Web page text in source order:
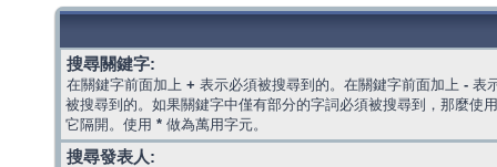
搜尋關鍵字:
在關鍵字前面加上 + 表示必須被搜尋到的。在關鍵字前面加上 - 表
被搜尋到的。如果關鍵字中僅有部分的字詞必須被搜尋到，那麼使
它隔開。使用 * 做為萬用字元。
搜尋發表人: